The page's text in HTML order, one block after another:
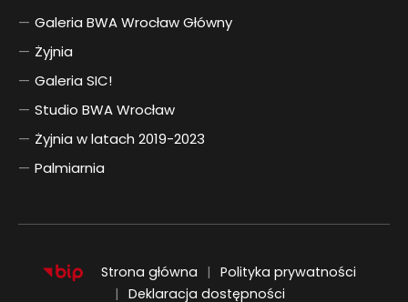
Galeria BWA Wrocław Główny
Żyjnia
Galeria SIC!
Studio BWA Wrocław
Żyjnia w latach 2019-2023
Palmiarnia
Strona główna
Polityka prywatności
Deklaracja dostępności